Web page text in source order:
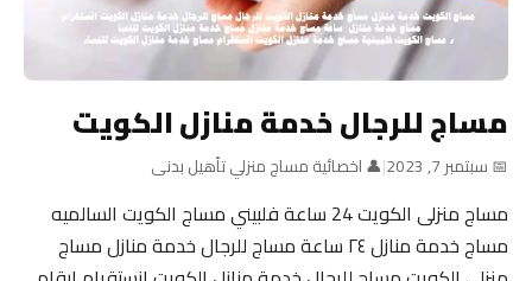
مساج للرجال خدمة منازل الكويت
📅 سبتمبر 7, 2023 |👤 اخصائية مساج منزلي تأهيل بدنى
مساج منزلى الكويت 24 ساعة فلبيني مساج الكويت السالميه
مساج خدمة منازل ٢٤ ساعة مساج للرجال خدمة منازل مساج